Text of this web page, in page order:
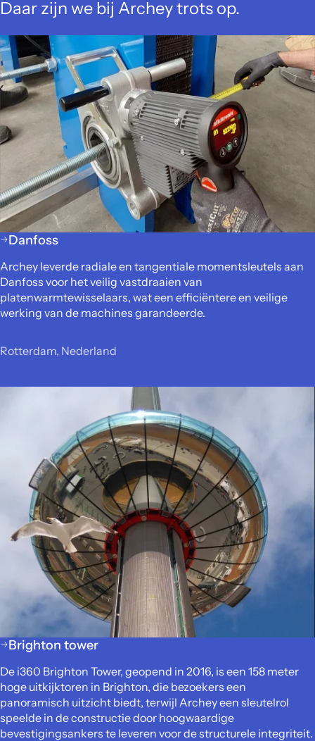
Daar zijn we bij Archey trots op.
Danfoss
Archey leverde radiale en tangentiale momentsleutels aan
Danfoss voor het veilig vastdraaien van
platenwarmtewisselaars, wat een efficiëntere en veilige
werking van de machines garandeerde.
Rotterdam, Nederland
Brighton tower
De i360 Brighton Tower, geopend in 2016, is een 158 meter
hoge uitkijktoren in Brighton, die bezoekers een
panoramisch uitzicht biedt, terwijl Archey een sleutelrol
speelde in de constructie door hoogwaardige
bevestigingsankers te leveren voor de structurele integriteit.